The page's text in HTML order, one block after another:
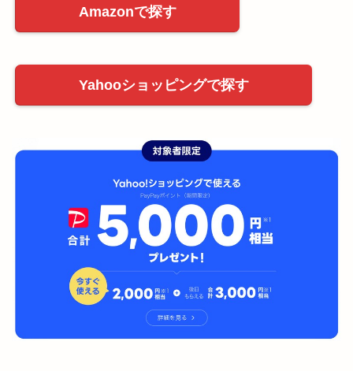
Amazonで探す
Yahooショッピングで探す